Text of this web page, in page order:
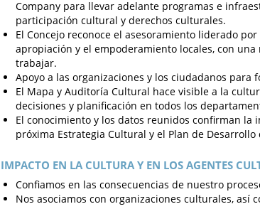
Company para llevar adelante programas e
participación cultural y derechos culturales.
El Concejo reconoce el asesoramiento liderado
apropiación y el empoderamiento locales, con
trabajar.
Apoyo a las organizaciones y los ciudadanos para
El Mapa y Auditoría Cultural hace visible a la
decisiones y planificación en todos los
El conocimiento y los datos reunidos confirman
próxima Estrategia Cultural y el Plan de
IMPACTO EN LA CULTURA Y EN LOS AGENTES
Confiamos en las consecuencias de nuestro
Nos asociamos con organizaciones culturales, así